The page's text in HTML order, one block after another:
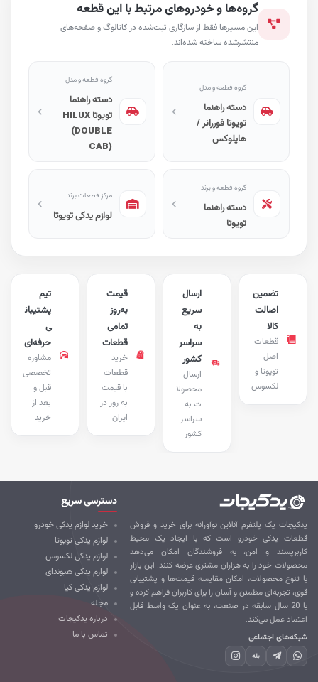
گروه‌ها و خودروهای مرتبط با این قطعه
این مسیرها فقط از سازگاری ثبت‌شده در کاتالوگ و صفحه‌های
منتشرشده ساخته شده‌اند.
گروه قطعه و مدل
دسته راهنما
تویوتا فوررانر /
هایلوکس
گروه قطعه و مدل
دسته راهنما
تویوتا HILUX
(DOUBLE
CAB)
گروه قطعه و برند
دسته راهنما
تویوتا
مرکز قطعات برند
لوازم یدکی تویوتا
پشتیبان
حرفه‌ای
مشاوره
تخصصی
قبل و
بعد از
خرید
قیمت
به‌روز
تمامی
قطعات
خرید
قطعات
با قیمت
به روز در
ایران
ارسال
سریع
سراسر
کشور
ارسال
محصولا
ت به
سراسر
کشور
تضمین
اصالت
قطعات
تویوتا و
لکسوس
یک پلتفرم آنلاین نوآورانه برای خرید و فروش
یدکی خودرو است که با ایجاد یک محیط
و امن، به فروشندگان امکان می‌دهد
خود را به هزاران مشتری عرضه کنند. این بازار
تنوع محصولات، امکان مقایسه قیمت‌ها و پشتیبانی
تجربه‌ای مطمئن و آسان را برای کاربران فراهم کرده و
با 20 سال سابقه در صنعت، به عنوان یک واسط قابل
عمل می‌کند.
اجتماعی
بله
دسترسی سریع
خرید لوازم یدکی خودرو
لوازم یدکی تویوتا
لوازم یدکی لکسوس
لوازم یدکی هیوندای
لوازم یدکی کیا
مجله
درباره یدکیجات
تماس با ما